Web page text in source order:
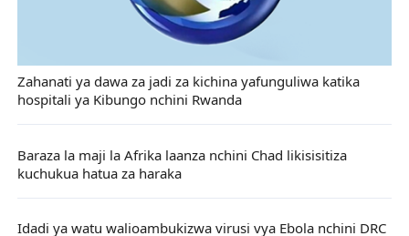
Zahanati ya dawa za jadi za kichina yafunguliwa katika
hospitali ya Kibungo nchini Rwanda
Baraza la maji la Afrika laanza nchini Chad likisisitiza
kuchukua hatua za haraka
Idadi ya watu walioambukizwa virusi vya Ebola nchini DRC